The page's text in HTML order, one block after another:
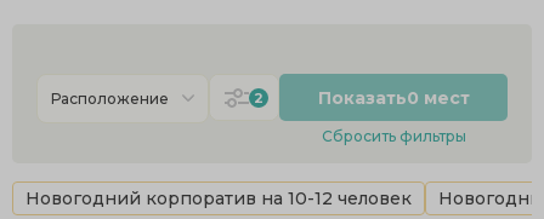
Новогодний корпоратив
Расположение 2 Показать0 мест
Сбросить фильтры
Новогодний корпоратив на 10-12 человек